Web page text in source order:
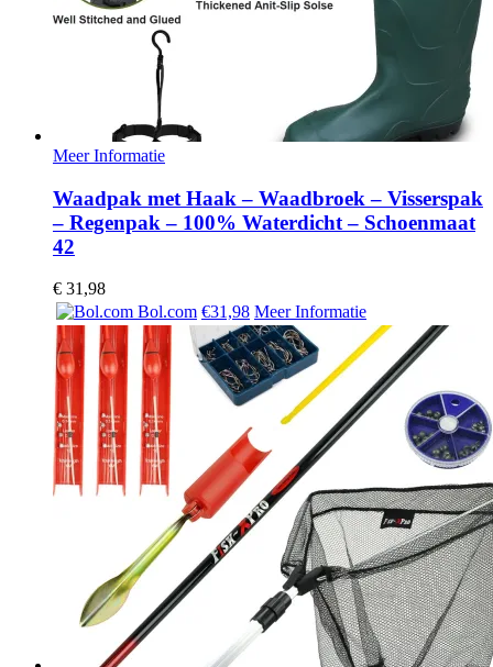
Meer Informatie
Waadpak met Haak – Waadbroek – Visserspak
– Regenpak – 100% Waterdicht – Schoenmaat
42
€ 31,98
Bol.com €31,98 Meer Informatie